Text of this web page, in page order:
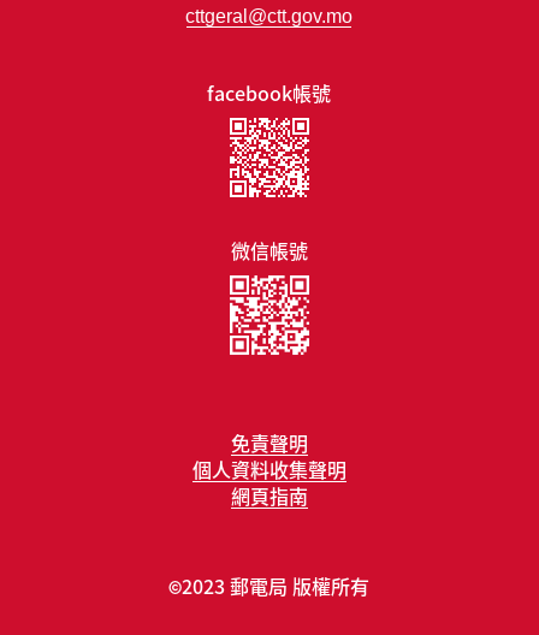
免責聲明
個人資料收集聲明
網頁指南
facebook帳號
微信帳號
cttgeral@ctt.gov.mo
©2023 郵電局 版權所有